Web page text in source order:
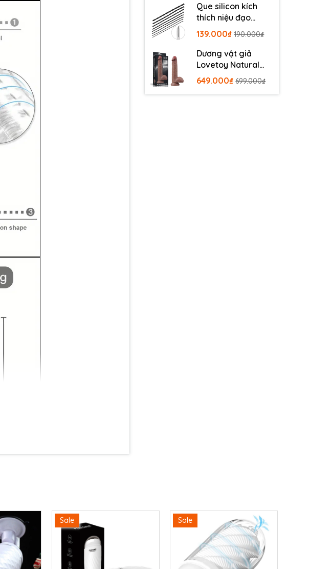
Que silicon kích
thích niệu đạo
SDL140
139.000₫ 190.000₫
Dương vật giả
Lovetoy Natural
Cock 9 inch
649.000₫ 699.000₫
Sale Sale